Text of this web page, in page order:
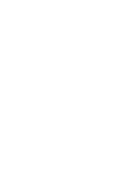
00:01:55
Caldo
caldo
Sangue,
un gesto
00:01:25